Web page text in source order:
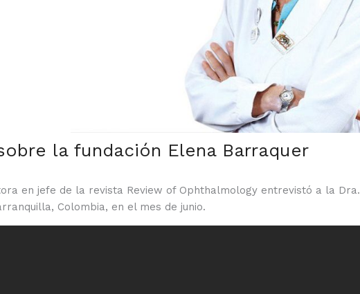
la fundación Elena Barraquer
en jefe de la revista Review of Ophthalmology entrevistó a la
Colombia, en el mes de junio.